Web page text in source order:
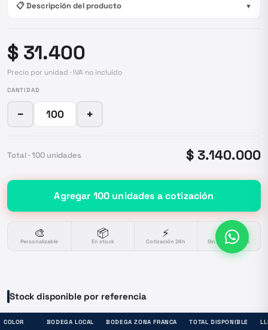
📋 Descripción del producto ▼
$ 31.400
Precio por unidad · IVA no incluido
CANTIDAD
− +
Total · 100 unidades $ 3.140.000
Agregar 100 unidades a cotización
🎨
Personalizable
📦
En stock
⚡
Cotización 24h
🔒
Sin compromiso
Stock disponible por referencia
COLOR BODEGA LOCAL BODEGA ZONA FRANCA TOTAL DISPONIBLE